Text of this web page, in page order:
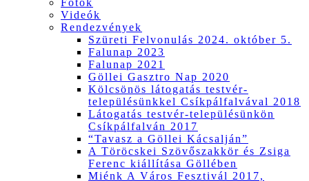
Fotók
Videók
Rendezvények
Szüreti Felvonulás 2024. október 5.
Falunap 2023
Falunap 2021
Göllei Gasztro Nap 2020
Kölcsönös látogatás testvér-
településünkkel Csíkpálfalvával 2018
Látogatás testvér-településünkön
Csíkpálfalván 2017
“Tavasz a Göllei Kácsalján”
A Töröcskei Szövőszakkör és Zsiga
Ferenc kiállítása Göllében
Miénk A Város Fesztivál 2017,